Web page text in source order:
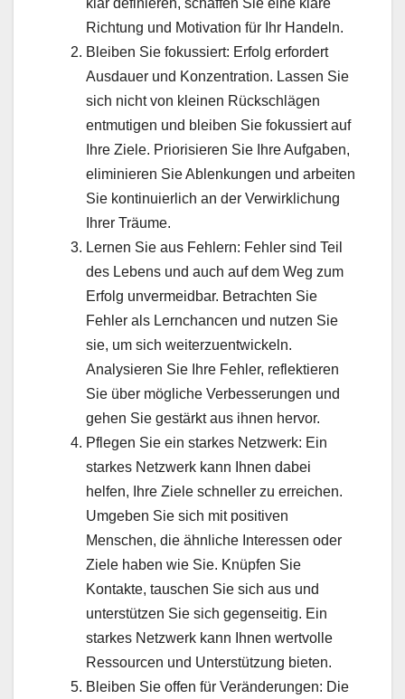
klar definieren, schaffen Sie eine klare
Richtung und Motivation für Ihr Handeln.
Bleiben Sie fokussiert: Erfolg erfordert
Ausdauer und Konzentration. Lassen Sie
sich nicht von kleinen Rückschlägen
entmutigen und bleiben Sie fokussiert auf
Ihre Ziele. Priorisieren Sie Ihre Aufgaben,
eliminieren Sie Ablenkungen und arbeiten
Sie kontinuierlich an der Verwirklichung
Ihrer Träume.
Lernen Sie aus Fehlern: Fehler sind Teil
des Lebens und auch auf dem Weg zum
Erfolg unvermeidbar. Betrachten Sie
Fehler als Lernchancen und nutzen Sie
sie, um sich weiterzuentwickeln.
Analysieren Sie Ihre Fehler, reflektieren
Sie über mögliche Verbesserungen und
gehen Sie gestärkt aus ihnen hervor.
Pflegen Sie ein starkes Netzwerk: Ein
starkes Netzwerk kann Ihnen dabei
helfen, Ihre Ziele schneller zu erreichen.
Umgeben Sie sich mit positiven
Menschen, die ähnliche Interessen oder
Ziele haben wie Sie. Knüpfen Sie
Kontakte, tauschen Sie sich aus und
unterstützen Sie sich gegenseitig. Ein
starkes Netzwerk kann Ihnen wertvolle
Ressourcen und Unterstützung bieten.
Bleiben Sie offen für Veränderungen: Die